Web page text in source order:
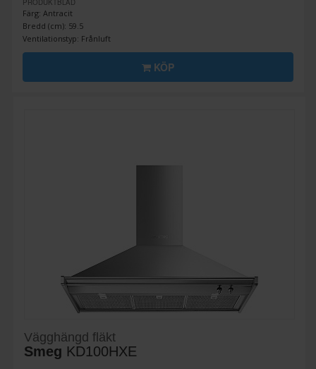
PRODUKTBLAD
Färg: Antracit
Bredd (cm): 59.5
Ventilationstyp: Frånluft
KÖP
Vägghängd fläkt
Smeg KD100HXE